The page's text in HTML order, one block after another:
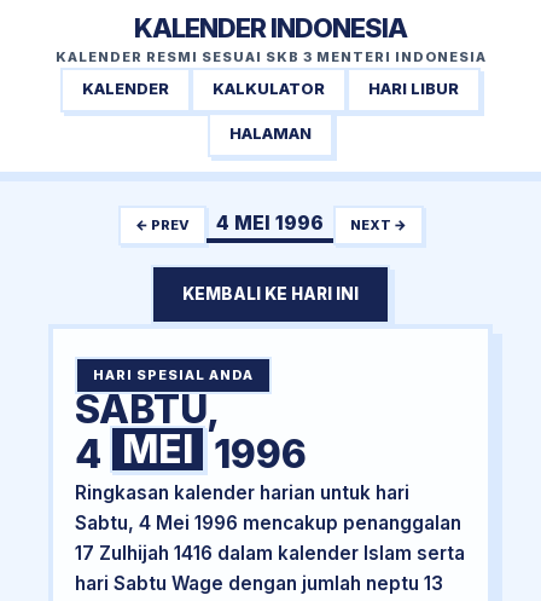
KALENDER INDONESIA
KALENDER RESMI SESUAI SKB 3 MENTERI INDONESIA
KALENDER KALKULATOR HARI LIBUR
HALAMAN
← PREV 4 MEI 1996 NEXT →
KEMBALI KE HARI INI
HARI SPESIAL ANDA
SABTU,
4 MEI 1996
Ringkasan kalender harian untuk hari
Sabtu, 4 Mei 1996 mencakup penanggalan
17 Zulhijah 1416 dalam kalender Islam serta
hari Sabtu Wage dengan jumlah neptu 13